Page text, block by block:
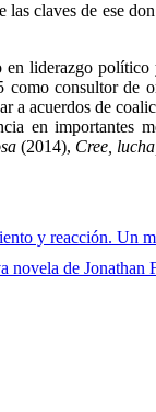
claves de ese
en liderazgo
consultor de
a acuerdos de
en importantes
(2014), Cree,
y reacción. Un
novela de Jonathan